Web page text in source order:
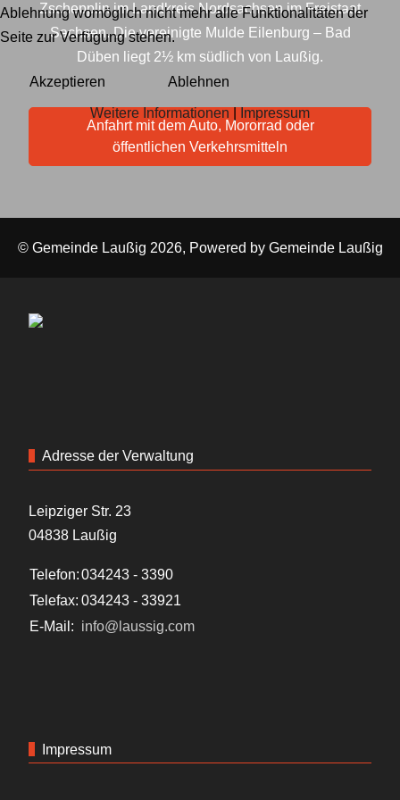
Zschepplin im Landkreis Nordsachsen im Freistaat
Sachsen. Die vereinigte Mulde Eilenburg – Bad
Düben liegt 2½ km südlich von Laußig.
Anfahrt mit dem Auto, Mororrad oder
öffentlichen Verkehrsmitteln
© Gemeinde Laußig 2026, Powered by Gemeinde Laußig
Adresse der Verwaltung
Leipziger Str. 23
04838 Laußig
Telefon:034243 - 3390
Telefax: 034243 - 33921
E-Mail: info@laussig.com
Impressum
Ablehnung womöglich nicht mehr alle Funktionalitäten der
Seite zur Verfügung stehen.
Akzeptieren Ablehnen
Weitere Informationen Impressum